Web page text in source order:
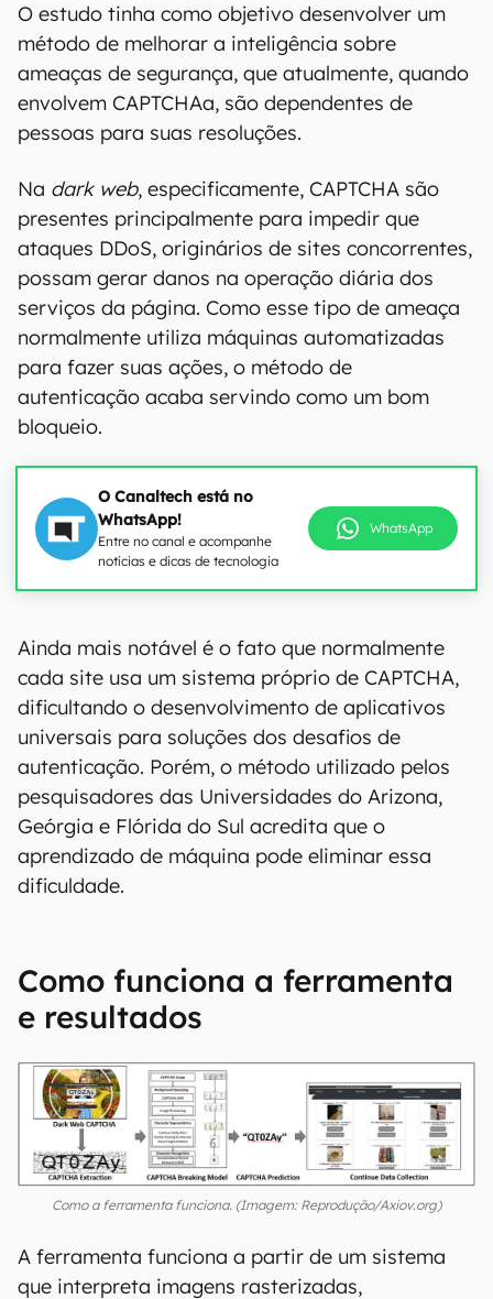
O estudo tinha como objetivo desenvolver um
método de melhorar a inteligência sobre
ameaças de segurança, que atualmente, quando
envolvem CAPTCHAa, são dependentes de
pessoas para suas resoluções.
Na dark web, especificamente, CAPTCHA são
presentes principalmente para impedir que
ataques DDoS, originários de sites concorrentes,
possam gerar danos na operação diária dos
serviços da página. Como esse tipo de ameaça
normalmente utiliza máquinas automatizadas
para fazer suas ações, o método de
autenticação acaba servindo como um bom
bloqueio.
O Canaltech está no
WhatsApp!
Entre no canal e acompanhe
notícias e dicas de tecnologia
WhatsApp
Ainda mais notável é o fato que normalmente
cada site usa um sistema próprio de CAPTCHA,
dificultando o desenvolvimento de aplicativos
universais para soluções dos desafios de
autenticação. Porém, o método utilizado pelos
pesquisadores das Universidades do Arizona,
Geórgia e Flórida do Sul acredita que o
aprendizado de máquina pode eliminar essa
dificuldade.
Como funciona a ferramenta
e resultados
Como a ferramenta funciona. (Imagem: Reprodução/Axiov.org)
A ferramenta funciona a partir de um sistema
que interpreta imagens rasterizadas,